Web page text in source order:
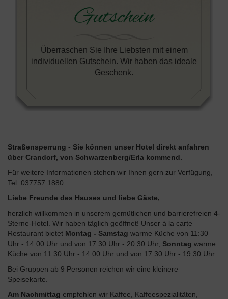
Gutschein
Überraschen Sie Ihre Liebsten mit einem
individuellen Gutschein. Wir haben das ideale
Geschenk.
Straßensperrung - Sie können unser Hotel direkt anfahren
über Crandorf, von Schwarzenberg/Erla kommend.
Für weitere Informationen stehen wir Ihnen gern zur Verfügung,
Tel. 037757 1880.
Liebe Freunde des Hauses und liebe Gäste,
herzlich willkommen in unserem gemütlichen und barrierefreien 4-
Sterne-Hotel. Wir haben täglich geöffnet! Unser á la carte
Restaurant bietet Montag - Samstag warme Küche von 11:30
Uhr - 14:00 Uhr und von 17:30 Uhr - 20:30 Uhr, Sonntag warme
Küche von 11:30 Uhr - 14:00 Uhr und von 17:30 Uhr - 19:30 Uhr
Bei Gruppen ab 9 Personen reichen wir eine kleinere
Speisekarte.
Am Nachmittag empfehlen wir Kaffee, Kaffeespezialitäten,